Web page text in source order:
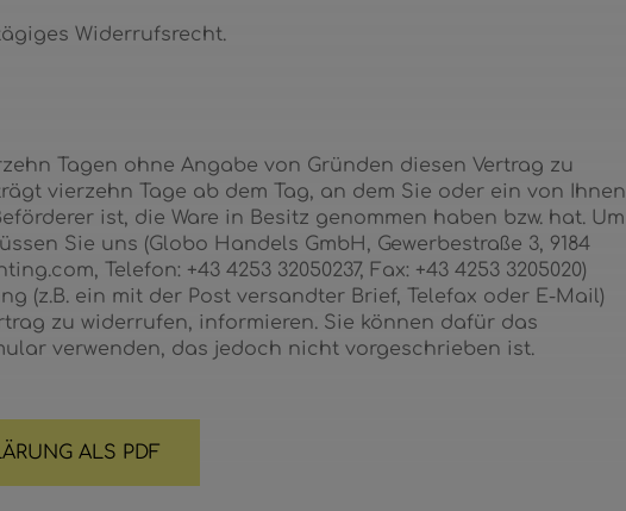
Widerrufsrecht.
Tagen ohne Angabe von Gründen diesen Vertrag zu
vierzehn Tage ab dem Tag, an dem Sie oder ein von Ihnen
ist, die Ware in Besitz genommen haben bzw. hat. Um
Sie uns (Globo Handels GmbH, Gewerbestraße 3, 9184
Telefon: +43 4253 32050237, Fax: +43 4253 3205020)
(z.B. ein mit der Post versandter Brief, Telefax oder E-Mail)
zu widerrufen, informieren. Sie können dafür das
verwenden, das jedoch nicht vorgeschrieben ist.
ALS PDF